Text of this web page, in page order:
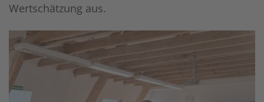
Wertschätzung aus.